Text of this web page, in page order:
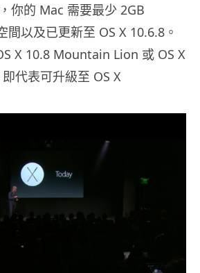
你的 Mac 需要最少 2GB
間以及已更新至 OS X 10.6.8。
X 10.8 Mountain Lion 或 OS X
代表可升級至 OS X